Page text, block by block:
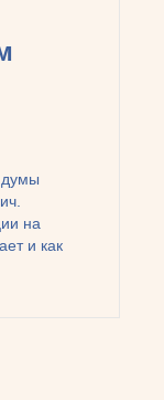
думы
на
и как